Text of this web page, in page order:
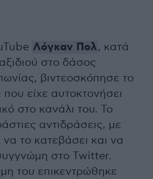
Λόγκαν Πολ, κατά
στο δάσος
βιντεοσκόπησε το
είχε αυτοκτονήσει
στο κανάλι του. Το
αντιδράσεις, με
το κατεβάσει και να
στο Twitter.
του επικεντρώθηκε